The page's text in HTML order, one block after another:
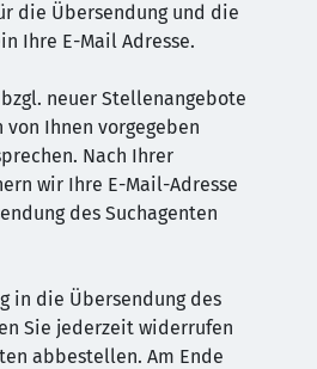
die Übersendung und die
Ihre E-Mail Adresse.
neuer Stellenangebote
Ihnen vorgegeben
Nach Ihrer
wir Ihre E-Mail-Adresse
des Suchagenten
in die Übersendung des
Sie jederzeit widerrufen
abbestellen. Am Ende